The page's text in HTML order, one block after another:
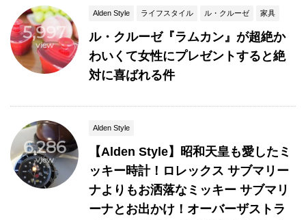
5,997
view
Alden Style ライフスタイル ル・クルーゼ 家具
ル・クルーゼ『ラムカン』が超絶か
わいくて女性にプレゼントすると絶
対に喜ばれる件
6,286
view
Alden Style
【Alden Style】昭和天皇も愛したミ
ッキー時計！ロレックス サブマリー
ナよりもお洒落なミッキー サブマリ
ーナとお出かけ！オーバーザストラ